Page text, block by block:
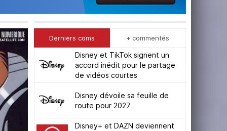
Derniers coms + commentés
Disney et TikTok signent un
accord inédit pour le partage
de vidéos courtes
Disney dévoile sa feuille de
route pour 2027
Disney+ et DAZN deviennent